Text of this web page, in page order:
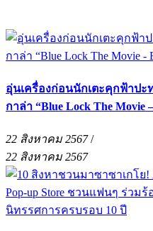
อุ่นเครื่องก่อนนักเตะคุกฟ้าป
กาล่า “Blue Lock The Movie
22 สิงหาคม 2567/
22 สิงหาคม 2567